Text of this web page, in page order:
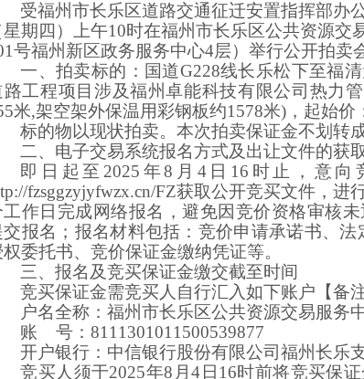
受福州市长乐区道路交通征迁安置指挥部办
期 四 ）上午10时在福州市长乐区公共资源交
号福州新区政务服务中心4层） 举行公开拍卖
一、拍卖标的：国道G228线长乐松下至福
路工程项目涉及福州卓能科技有限公司热力
米,架空架外保温用彩钢板约1578米) ，起始价
标的物以现状拍卖。本次拍卖保证金不划转
二、 电子交易系统报名方式及出让文件的获
即日起至 2025 年8 月 4日 16时止，意向
fzsggzyjyfwzx.cn/FZ获取公开竞买文件，进
工作日完成网络报名，避免因竞价资格审核
交报名；报名材料包括：竞价申请承诺书、法
权委托书、竞价保证金缴纳凭证等。
三、报名及竞买保证金缴交截至时间
竞买保证金需竞买人自行汇入如下账户【备
户名全称：福州市长乐区公共资源交易服务
账
号：8111301011500539877
开户银行： 中信银行股份有限公司福州长乐
竞买人须于2025年8 月4 日 16时前将竞买保证